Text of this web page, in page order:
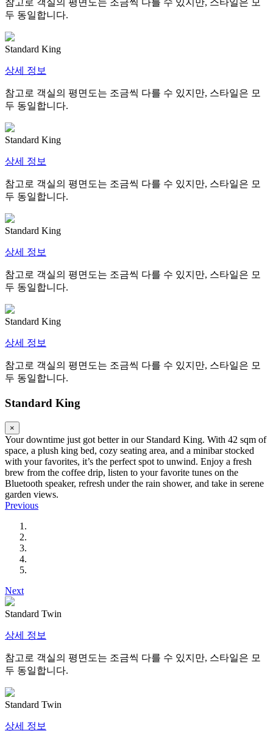
참고로 객실의 평면도는 조금씩 다를 수 있지만, 스타일은 모
두 동일합니다.
Standard King
상세 정보
참고로 객실의 평면도는 조금씩 다를 수 있지만, 스타일은 모
두 동일합니다.
Standard King
상세 정보
참고로 객실의 평면도는 조금씩 다를 수 있지만, 스타일은 모
두 동일합니다.
Standard King
상세 정보
참고로 객실의 평면도는 조금씩 다를 수 있지만, 스타일은 모
두 동일합니다.
Standard King
상세 정보
참고로 객실의 평면도는 조금씩 다를 수 있지만, 스타일은 모
두 동일합니다.
Standard King
×
Your downtime just got better in our Standard King. With 42 sqm of
space, a plush king bed, cozy seating area, and a minibar stocked
with your favorites, it’s the perfect spot to unwind. Enjoy a fresh
brew from the coffee drip, listen to your favorite tunes on the
Bluetooth speaker, refresh under the rain shower, and take in serene
garden views.
Previous
Next
Standard Twin
상세 정보
참고로 객실의 평면도는 조금씩 다를 수 있지만, 스타일은 모
두 동일합니다.
Standard Twin
상세 정보